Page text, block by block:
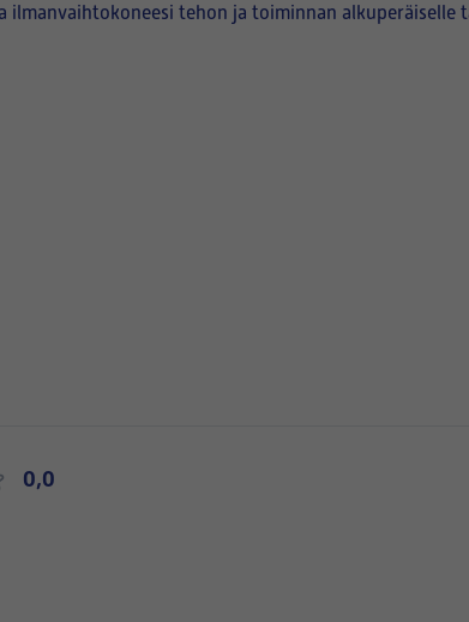
ilmanvaihtokoneesi tehon ja toiminnan alkuperäiselle
0,0